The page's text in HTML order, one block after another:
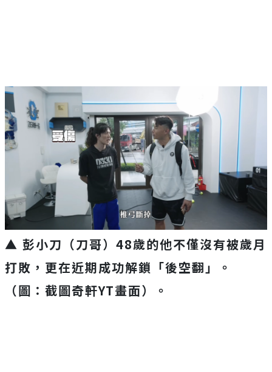
▲ 彭小刀（刀哥）48歲的他不僅沒有被歲月
打敗，更在近期成功解鎖「後空翻」。
（圖：截圖奇軒YT畫面）。